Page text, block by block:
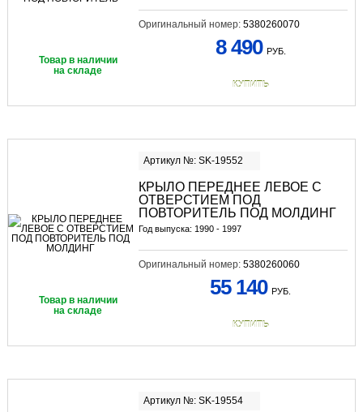
Оригинальный номер: 5380260070
Товар в наличии
на складе
8 490 РУБ.
КУПИТЬ
Артикул №: SK-19552
КРЫЛО ПЕРЕДНЕЕ ЛЕВОЕ С
ОТВЕРСТИЕМ ПОД
ПОВТОРИТЕЛЬ ПОД МОЛДИНГ
Год выпуска: 1990 - 1997
Оригинальный номер: 5380260060
Товар в наличии
на складе
55 140 РУБ.
КУПИТЬ
Артикул №: SK-19554